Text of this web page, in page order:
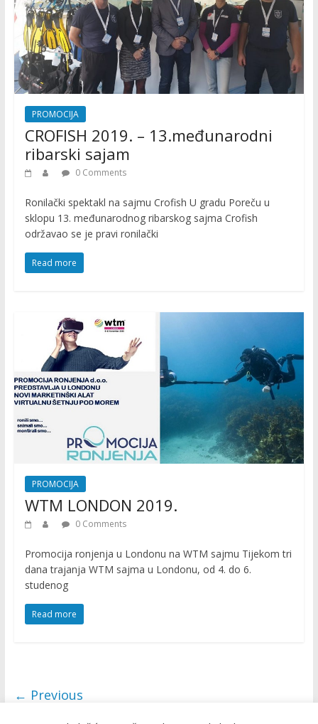
PROMOCIJA
CROFISH 2019. – 13.međunarodni
ribarski sajam
0 Comments
Ronilački spektakl na sajmu Crofish U gradu Poreču u
sklopu 13. međunarodnog ribarskog sajma Crofish
održavao se je pravi ronilački
Read more
PROMOCIJA
WTM LONDON 2019.
0 Comments
Promocija ronjenja u Londonu na WTM sajmu Tijekom tri
dana trajanja WTM sajma u Londonu, od 4. do 6.
studenog
Read more
← Previous